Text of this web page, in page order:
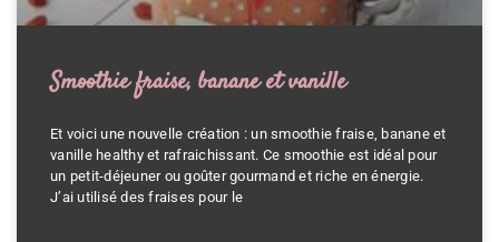
Smoothie fraise, banane et vanille
Et voici une nouvelle création : un smoothie fraise, banane et
vanille healthy et rafraichissant. Ce smoothie est idéal pour
un petit-déjeuner ou goûter gourmand et riche en énergie.
J’ai utilisé des fraises pour le